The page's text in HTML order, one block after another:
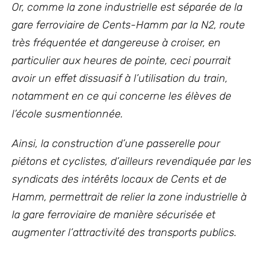
Or, comme la zone industrielle est séparée de la
gare ferroviaire de Cents-Hamm par la N2, route
très fréquentée et dangereuse à croiser, en
particulier aux heures de pointe, ceci pourrait
avoir un effet dissuasif à l’utilisation du train,
notamment en ce qui concerne les élèves de
l’école susmentionnée.
Ainsi, la construction d’une passerelle pour
piétons et cyclistes, d’ailleurs revendiquée par les
syndicats des intérêts locaux de Cents et de
Hamm, permettrait de relier la zone industrielle à
la gare ferroviaire de manière sécurisée et
augmenter l’attractivité des transports publics.